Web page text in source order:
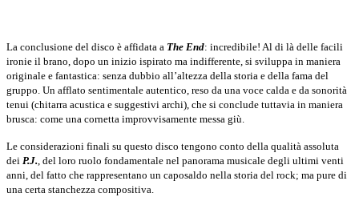
La conclusione del disco è affidata a The End: incredibile! Al di là delle facili
ironie il brano, dopo un inizio ispirato ma indifferente, si sviluppa in maniera
originale e fantastica: senza dubbio all’altezza della storia e della fama del
gruppo. Un afflato sentimentale autentico, reso da una voce calda e da sonorità
tenui (chitarra acustica e suggestivi archi), che si conclude tuttavia in maniera
brusca: come una cornetta improvvisamente messa giù.
Le considerazioni finali su questo disco tengono conto della qualità assoluta
dei P.J., del loro ruolo fondamentale nel panorama musicale degli ultimi venti
anni, del fatto che rappresentano un caposaldo nella storia del rock; ma pure di
una certa stanchezza compositiva.